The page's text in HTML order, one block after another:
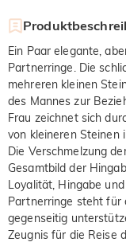
Ein Paar elegante,
Partnerringe. Die
mehreren kleinen
des Mannes zur
Frau zeichnet sich
von kleineren Steinen
Die Verschmelzung
Gesamtbild der
Loyalität, Hingabe
Partnerringe steht für
gegenseitig
Zeugnis für die Reise